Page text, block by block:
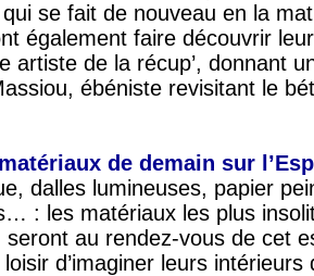
se fait de nouveau en la
également faire découvrir
artiste de la récup’, donnant
ébéniste revisitant le
de demain sur
dalles lumineuses, papier
: les matériaux les plus
au rendez-vous de cet
d’imaginer leurs intérieurs